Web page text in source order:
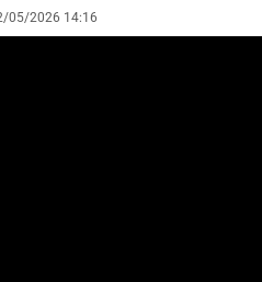
05/2026 14:16